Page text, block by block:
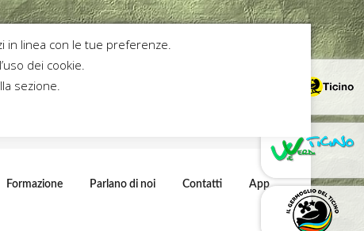
Formazione Parlano di noi Contatti App
in linea con le tue preferenze.
dei cookie.
sezione.